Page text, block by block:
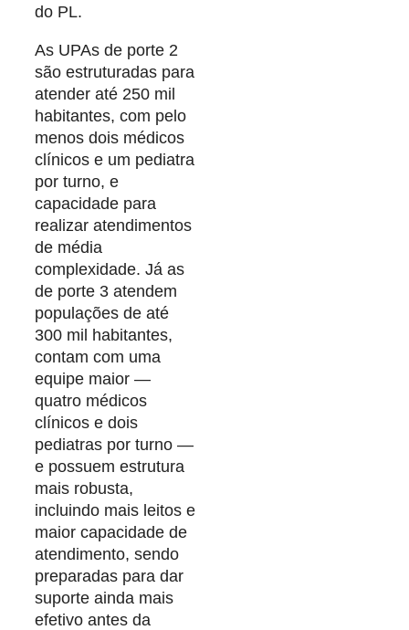
do PL.
As UPAs de porte 2
são estruturadas para
atender até 250 mil
habitantes, com pelo
menos dois médicos
clínicos e um pediatra
por turno, e
capacidade para
realizar atendimentos
de média
complexidade. Já as
de porte 3 atendem
populações de até
300 mil habitantes,
contam com uma
equipe maior —
quatro médicos
clínicos e dois
pediatras por turno —
e possuem estrutura
mais robusta,
incluindo mais leitos e
maior capacidade de
atendimento, sendo
preparadas para dar
suporte ainda mais
efetivo antes da